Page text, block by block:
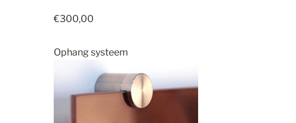
€300,00
Ophang systeem